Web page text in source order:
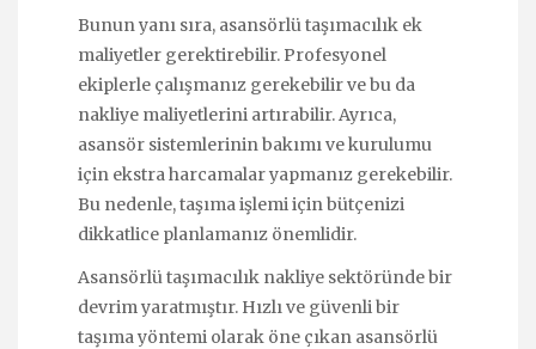
Bunun yanı sıra, asansörlü taşımacılık ek
maliyetler gerektirebilir. Profesyonel
ekiplerle çalışmanız gerekebilir ve bu da
nakliye maliyetlerini artırabilir. Ayrıca,
asansör sistemlerinin bakımı ve kurulumu
için ekstra harcamalar yapmanız gerekebilir.
Bu nedenle, taşıma işlemi için bütçenizi
dikkatlice planlamanız önemlidir.
Asansörlü taşımacılık nakliye sektöründe bir
devrim yaratmıştır. Hızlı ve güvenli bir
taşıma yöntemi olarak öne çıkan asansörlü